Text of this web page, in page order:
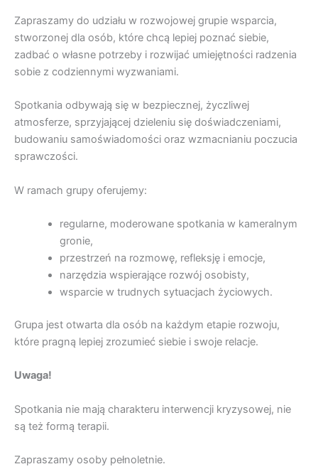
Zapraszamy do udziału w rozwojowej grupie wsparcia,
stworzonej dla osób, które chcą lepiej poznać siebie,
zadbać o własne potrzeby i rozwijać umiejętności radzenia
sobie z codziennymi wyzwaniami.
Spotkania odbywają się w bezpiecznej, życzliwej
atmosferze, sprzyjającej dzieleniu się doświadczeniami,
budowaniu samoświadomości oraz wzmacnianiu poczucia
sprawczości.
W ramach grupy oferujemy:
regularne, moderowane spotkania w kameralnym
gronie,
przestrzeń na rozmowę, refleksję i emocje,
narzędzia wspierające rozwój osobisty,
wsparcie w trudnych sytuacjach życiowych.
Grupa jest otwarta dla osób na każdym etapie rozwoju,
które pragną lepiej zrozumieć siebie i swoje relacje.
Uwaga!
Spotkania nie mają charakteru interwencji kryzysowej, nie
są też formą terapii.
Zapraszamy osoby pełnoletnie.